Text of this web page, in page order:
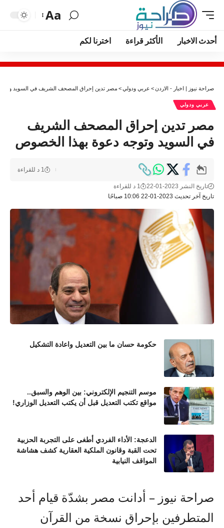
Aa
أحدث الاخبار الأكثر قراءة اخترنا لكم
صراحة نيوز | اخبار - الاردن> عربي ودولي> مصر تدين إحراق المصحف الشريف في السويد
عربي ودولي
مصر تدين إحراق المصحف الشريف
في السويد وتوجه دعوة بهذا الخصوص
تاريخ آخر تحديث 2023-01-22 10:06 صباحًا
تاريخ النشر 2023-01-22 1 د للقراءة
1 د للقراءة
حكومة حسان ما بين التعديل واعادة التشكيل
موسم التنجيم الإلكتروني: بين الوهم والسبق..
مواقع تكتب التعديل قبل أن يكتب التعديل الوزاري!
الدعجة: الأداء الفردي أطغى على التجربة الحزبية
تحت القبة وقانون الملكية العقارية كشف هشاشة
المواقف النيابية
صراحة نيوز – أدانت مصر بشدّة قيام أحد
المتطرفين بإحراق نسخة من القرآن